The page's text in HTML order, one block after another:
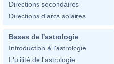
Directions secondaires
Directions d'arcs solaires
Bases de l'astrologie
Introduction à l'astrologie
L'utilité de l'astrologie